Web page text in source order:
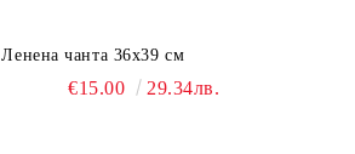
Ленена чанта 36х39 см
€15.00 29.34лв.